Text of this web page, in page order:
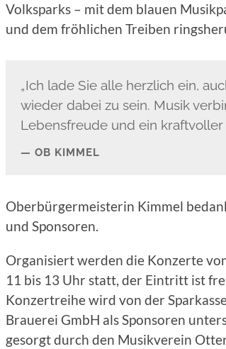
Volksparks – mit dem blauen
und dem fröhlichen Treiben
„Ich lade Sie alle herzlich ein,
wieder dabei zu sein. Musik
Lebensfreude und ein kraftvoller
OB KIMMEL
Oberbürgermeisterin Kimmel
und Sponsoren.
Organisiert werden die Konzerte
11 bis 13 Uhr statt, der Eintritt ist
Konzertreihe wird von der
Brauerei GmbH als Sponsoren
gesorgt durch den Musikverein